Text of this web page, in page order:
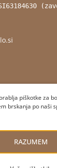
Vse pravice
piškotke za
brskanja po naši
RAZUMEM